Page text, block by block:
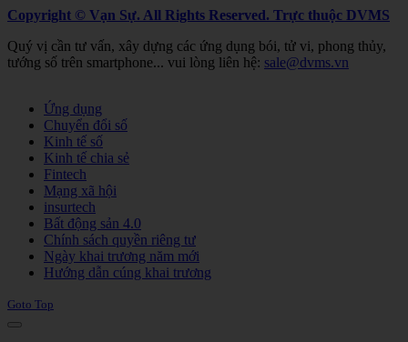
Copyright © Vạn Sự. All Rights Reserved. Trực thuộc DVMS
Quý vị cần tư vấn, xây dựng các ứng dụng bói, tử vi, phong thủy,
tướng số trên smartphone... vui lòng liên hệ: sale@dvms.vn
Ứng dụng
Chuyển đổi số
Kinh tế số
Kinh tế chia sẻ
Fintech
Mạng xã hội
insurtech
Bất động sản 4.0
Chính sách quyền riêng tư
Ngày khai trương năm mới
Hướng dẫn cúng khai trương
Goto Top